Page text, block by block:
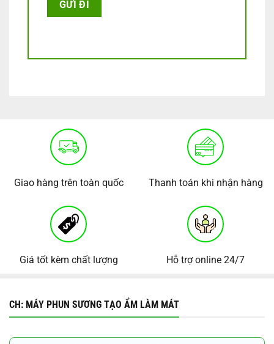
Giao hàng trên toàn quốc Thanh toán khi nhận hàng
Giá tốt kèm chất lượng Hỗ trợ online 24/7
CH: MÁY PHUN SƯƠNG TẠO ẨM LÀM MÁT